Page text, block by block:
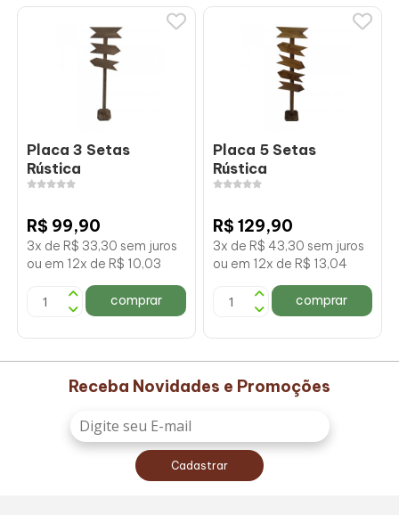
Placa 3 Setas
Rústica
R$ 99,90
3x de R$ 33,30 sem juros
ou em 12x de R$ 10,03
comprar
Placa 5 Setas
Rústica
R$ 129,90
3x de R$ 43,30 sem juros
ou em 12x de R$ 13,04
comprar
Receba Novidades e Promoções
Cadastrar